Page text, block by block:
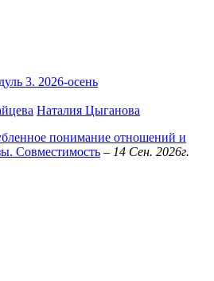
3. 2026-осень
Наталия Цыганова
понимание отношений и
Совместимость – 14 Сен. 2026г.